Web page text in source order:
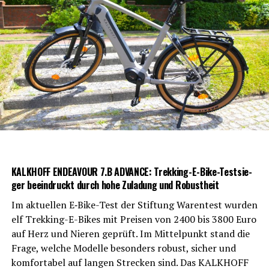
KALKHOFF ENDEAVOUR 7.B ADVANCE: Trek­king-E-Bike-Test­sie­
ger beein­druckt durch hohe Zula­dung und Robustheit
Im aktu­el­len E‑Bike-Test der Stif­tung Waren­test wur­den
elf Trek­king-E-Bikes mit Prei­sen von 2400 bis 3800 Euro
auf Herz und Nie­ren geprüft. Im Mit­tel­punkt stand die
Fra­ge, wel­che Model­le beson­ders robust, sicher und
kom­for­ta­bel auf lan­gen Stre­cken sind. Das KALKHOFF